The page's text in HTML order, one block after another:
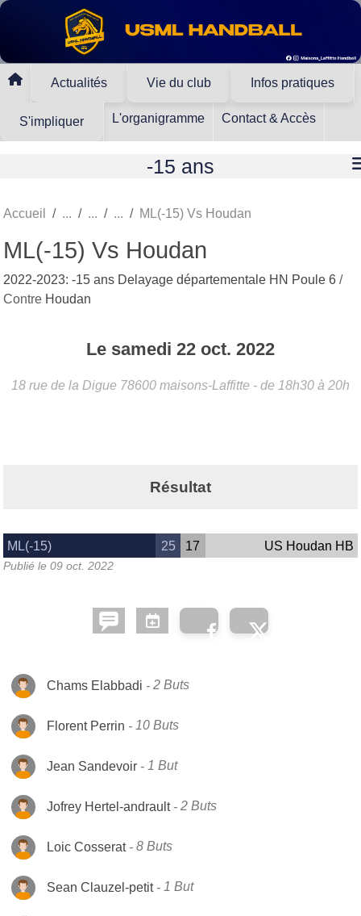
Actualités Vie du club Infos pratiques
S'impliquer L'organigramme Contact & Accès
-15 ans
Accueil ML(-15) Vs Houdan
ML(-15) Vs Houdan
2022-2023: -15 ans Delayage départementale HN Poule 6 /
Contre Houdan
Le samedi 22 oct. 2022
18 rue de la Digue 78600 maisons-Laffitte - de 18h30 à 20h
Résultat
ML(-15) 25 17 US Houdan HB
Publié le 09 oct. 2022
Chams Elabbadi 2 Buts
Florent Perrin 10 Buts
Jean Sandevoir 1 But
Jofrey Hertel-andrault 2 Buts
Loic Cosserat 8 Buts
Sean Clauzel-petit 1 But
Panneau de gestion des cookies